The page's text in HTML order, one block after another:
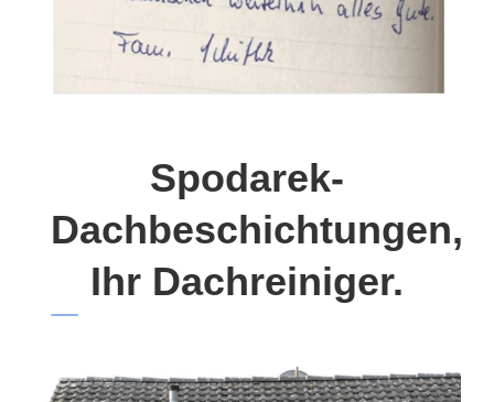
Spodarek-
Dachbeschichtungen,
Ihr Dachreiniger.